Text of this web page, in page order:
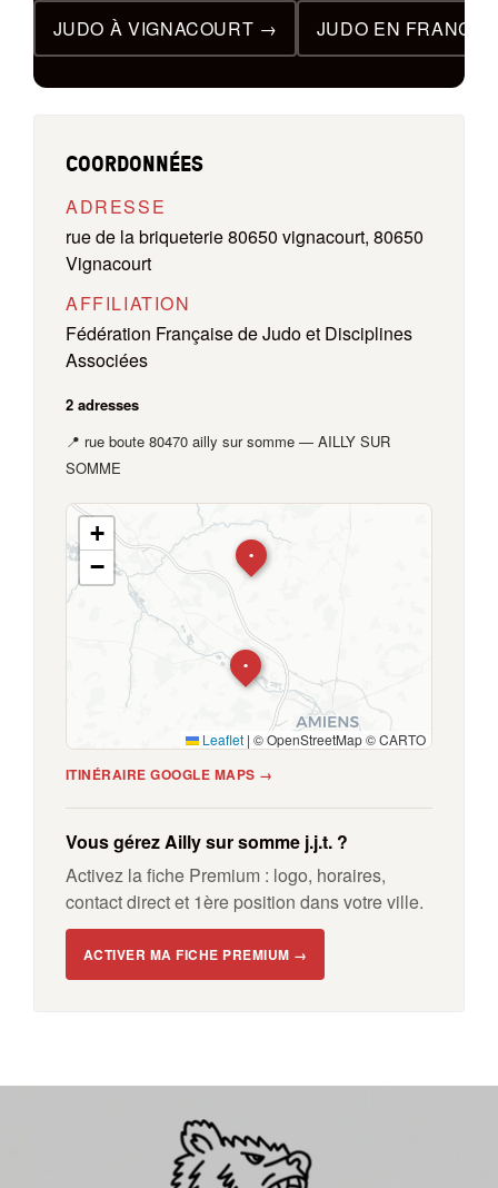
JUDO À VIGNACOURT →
JUDO EN FRANCE
COORDONNÉES
ADRESSE
rue de la briqueterie 80650 vignacourt, 80650
Vignacourt
AFFILIATION
Fédération Française de Judo et Disciplines
Associées
2 adresses
📍 rue boute 80470 ailly sur somme — AILLY SUR
SOMME
•
•
+
−
Leaflet | © OpenStreetMap © CARTO
ITINÉRAIRE GOOGLE MAPS →
Vous gérez Ailly sur somme j.j.t. ?
Activez la fiche Premium : logo, horaires,
contact direct et 1ère position dans votre ville.
ACTIVER MA FICHE PREMIUM →